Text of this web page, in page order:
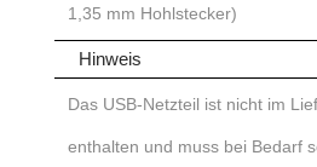
1,35 mm Hohlstecker)
Hinweis
Das USB-Netzteil ist nicht im
enthalten und muss bei Bedarf